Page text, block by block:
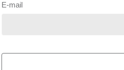
E-mail